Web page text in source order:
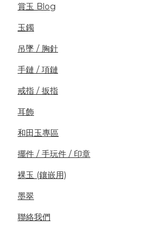
賞玉 Blog
玉鐲
吊墜 / 胸針
手鏈 / 項鏈
戒指 / 扳指
耳飾
和田玉專區
擺件 / 手玩件 / 印章
裸玉 (鑲嵌用)
墨翠
聯絡我們